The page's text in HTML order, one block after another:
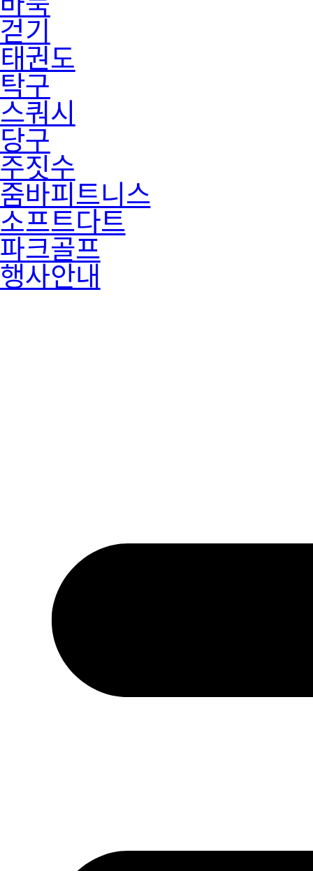
걷기
태권도
탁구
스쿼시
당구
주짓수
줌바피트니스
소프트다트
파크골프
행사안내